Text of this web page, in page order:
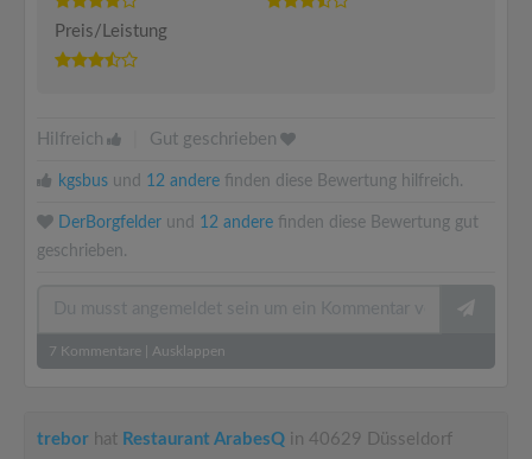
Preis/Leistung
Hilfreich Gut geschrieben
kgsbus und 12 andere finden diese Bewertung hilfreich.
DerBorgfelder und 12 andere finden diese Bewertung gut
geschrieben.
7 Kommentare Ausklappen
trebor hat Restaurant ArabesQ in 40629 Düsseldorf